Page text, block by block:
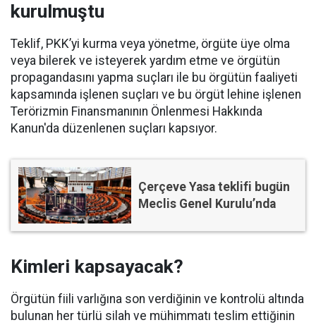
kurulmuştu
Teklif, PKK’yi kurma veya yönetme, örgüte üye olma
veya bilerek ve isteyerek yardım etme ve örgütün
propagandasını yapma suçları ile bu örgütün faaliyeti
kapsamında işlenen suçları ve bu örgüt lehine işlenen
Terörizmin Finansmanının Önlenmesi Hakkında
Kanun'da düzenlenen suçları kapsıyor.
Çerçeve Yasa teklifi bugün
Meclis Genel Kurulu’nda
Kimleri kapsayacak?
Örgütün fiili varlığına son verdiğinin ve kontrolü altında
bulunan her türlü silah ve mühimmatı teslim ettiğinin